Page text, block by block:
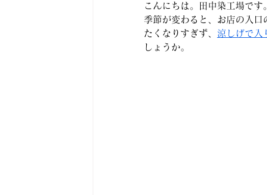
こんにちは。田中染工場です。
季節が変わると、お店の入
たくなりすぎず、 涼しげで入
しょうか。